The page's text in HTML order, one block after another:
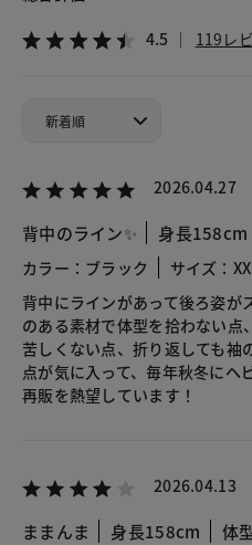
4.5 119レ
2026.04.27
背中のライン✨️ 身長158cm
カラー：ブラック
サイズ：
背中にラインがあって後ろ姿が
のある素材で体型を拾わない
苦しくない点、折り返しても袖
点が気に入って、毎年秋冬にヘ
再販を熱望しています！
2026.04.13
ままんま 身長158cm 体